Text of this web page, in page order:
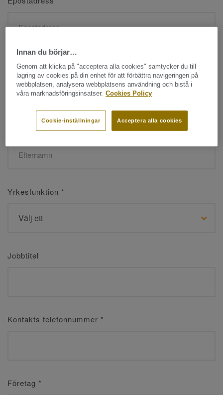
Namn*
Efternamn*
Yrkesfunktion *
Jobbtitel
Kontakts telefonnummer *
Företag *
Innan du börjar…
Genom att klicka på "acceptera alla cookies" samtycker du till
lagring av cookies på din enhet för att förbättra navigeringen på
webbplatsen, analysera webbplatsens användning och bistå i
våra marknadsföringsinsatser. Cookies Policy
Acceptera alla cookies
Cookie-inställningar